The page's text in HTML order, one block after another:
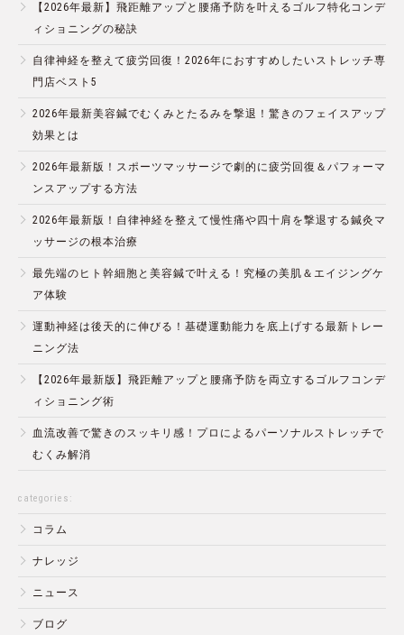
【2026年最新】飛距離アップと腰痛予防を叶えるゴルフ特化コンデ
ィショニングの秘訣
自律神経を整えて疲労回復！2026年におすすめしたいストレッチ専
門店ベスト5
2026年最新美容鍼でむくみとたるみを撃退！驚きのフェイスアップ
効果とは
2026年最新版！スポーツマッサージで劇的に疲労回復＆パフォーマ
ンスアップする方法
2026年最新版！自律神経を整えて慢性痛や四十肩を撃退する鍼灸マ
ッサージの根本治療
最先端のヒト幹細胞と美容鍼で叶える！究極の美肌＆エイジングケ
ア体験
運動神経は後天的に伸びる！基礎運動能力を底上げする最新トレー
ニング法
【2026年最新版】飛距離アップと腰痛予防を両立するゴルフコンデ
ィショニング術
血流改善で驚きのスッキリ感！プロによるパーソナルストレッチで
むくみ解消
categories:
コラム
ナレッジ
ニュース
ブログ